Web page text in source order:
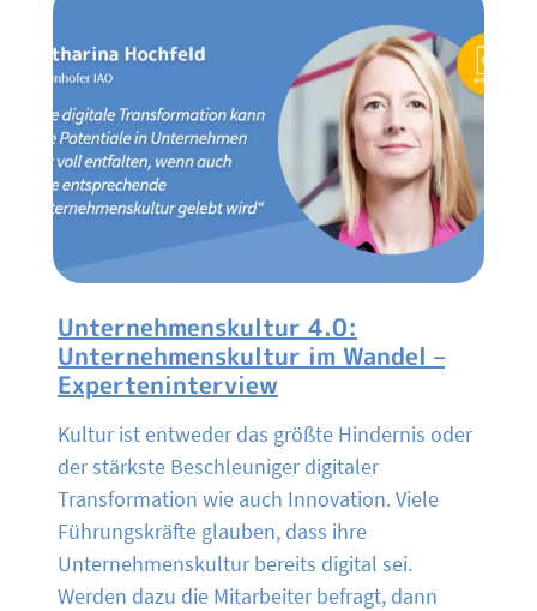
Unternehmenskultur 4.0:
Unternehmenskultur im Wandel –
Experteninterview
Kultur ist entweder das größte Hindernis oder
der stärkste Beschleuniger digitaler
Transformation wie auch Innovation. Viele
Führungskräfte glauben, dass ihre
Unternehmenskultur bereits digital sei.
Werden dazu die Mitarbeiter befragt, dann